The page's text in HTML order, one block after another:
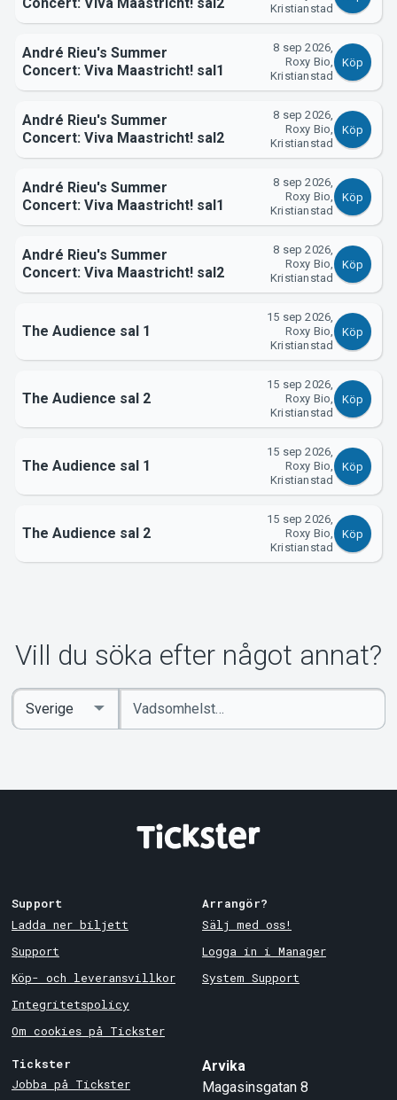
Om Tickster
Kristianstad
André Rieu's Summer
Concert: Viva Maastricht! sal1
8 sep 2026,
Roxy Bio,
Kristianstad
Köp
André Rieu's Summer
Concert: Viva Maastricht! sal2
8 sep 2026,
Roxy Bio,
Kristianstad
Köp
André Rieu's Summer
Concert: Viva Maastricht! sal1
8 sep 2026,
Roxy Bio,
Kristianstad
Köp
André Rieu's Summer
Concert: Viva Maastricht! sal2
8 sep 2026,
Roxy Bio,
Kristianstad
Köp
The Audience sal 1
15 sep 2026,
Roxy Bio,
Kristianstad
Köp
The Audience sal 2
15 sep 2026,
Roxy Bio,
Kristianstad
Köp
The Audience sal 1
15 sep 2026,
Roxy Bio,
Kristianstad
Köp
The Audience sal 2
15 sep 2026,
Roxy Bio,
Kristianstad
Köp
Vill du söka efter något annat?
Ange
sökord
Select
Country
Support
Ladda ner biljett
Support
Köp- och leveransvillkor
Integritetspolicy
Om cookies på Tickster
Arrangör?
Sälj med oss!
Logga in i Manager
System Support
Tickster
Jobba på Tickster
Arvika
Magasinsgatan 8